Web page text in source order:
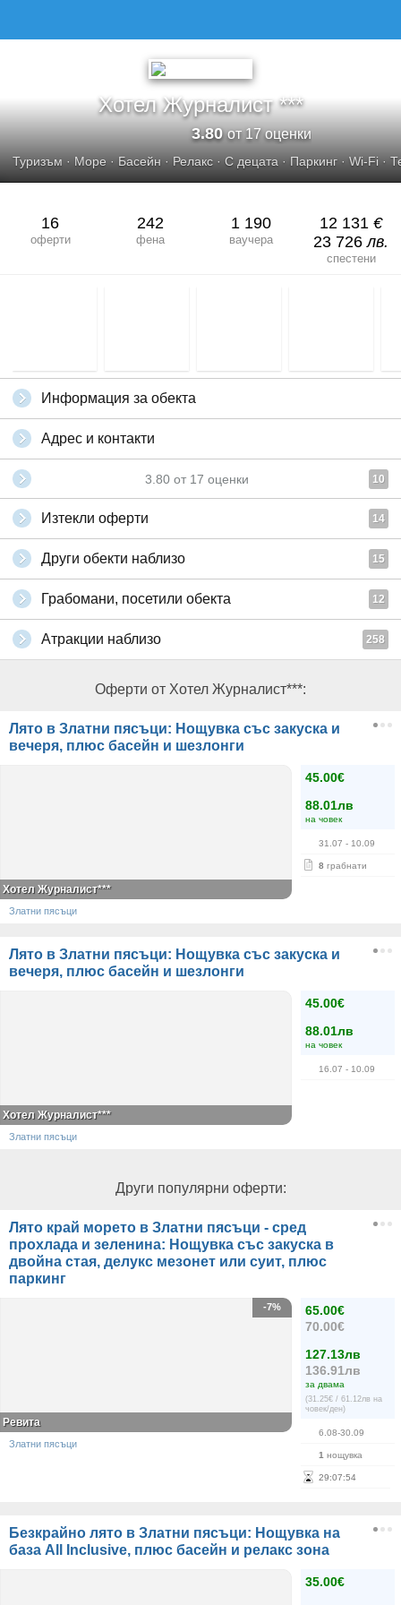
Хотел Журналист ***
3.80от 17 оценки
Туризъм · Море · Басейн · Релакс · С децата · Паркинг · Wi-Fi·
16
оферти
242
фена
1 190
ваучера
12 131 €
23 726лв.
спестени
Информация за обекта
Адрес и контакти
3.80 от 17 оценки 10
Изтекли оферти 14
Други обекти наблизо 15
Грабомани, посетили обекта 12
Атракции наблизо 258
Оферти от Хотел Журналист***:
Лято в Златни пясъци: Нощувка със закуска и
вечеря, плюс басейн и шезлонги
45.00€
88.01лв
на човек
31.07 - 10.09
8 грабнати
Хотел Журналист***
Златни пясъци
Лято в Златни пясъци: Нощувка със закуска и
вечеря, плюс басейн и шезлонги
45.00€
88.01лв
на човек
16.07 - 10.09
Хотел Журналист***
Златни пясъци
Други популярни оферти:
Лято край морето в Златни пясъци - сред
прохлада и зеленина: Нощувка със закуска в
двойна стая, делукс мезонет или суит, плюс
паркинг
65.00€
70.00€
127.13лв
136.91лв
за двама
(31.25€ / 61.12лв на
човек/ден)
6.08-30.09
1 нощувка
29:07:54
-7%
Ревита
Златни пясъци
Безкрайно лято в Златни пясъци: Нощувка на
база All Inclusive, плюс басейн и релакс зона
35.00€